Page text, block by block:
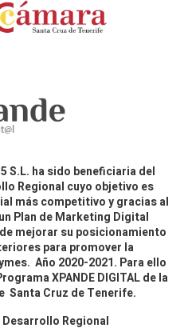
S.L. ha sido beneficiaria del
Regional cuyo objetivo es
más competitivo y gracias al
Plan de Marketing Digital
mejorar su posicionamiento
para promover la
Año 2020-2021. Para ello
XPANDE DIGITAL de la
Santa Cruz de Tenerife.
Regional